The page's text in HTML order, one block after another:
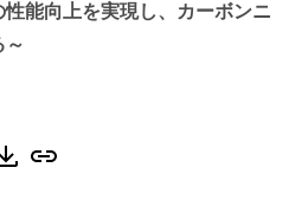
能向上を実現し、カーボンニ
～